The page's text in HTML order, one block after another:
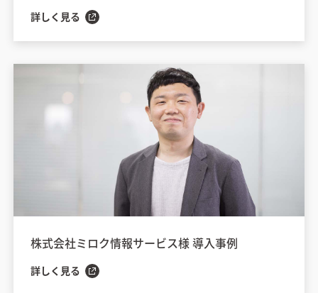
詳しく見る
株式会社ミロク情報サービス様 導入事例
詳しく見る